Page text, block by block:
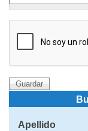
Apellido